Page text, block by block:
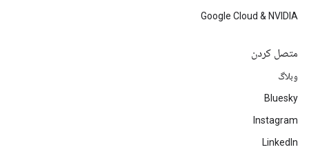
Google Cloud & NVIDIA
متصل کردن
وبلاگ
Bluesky
Instagram
LinkedIn